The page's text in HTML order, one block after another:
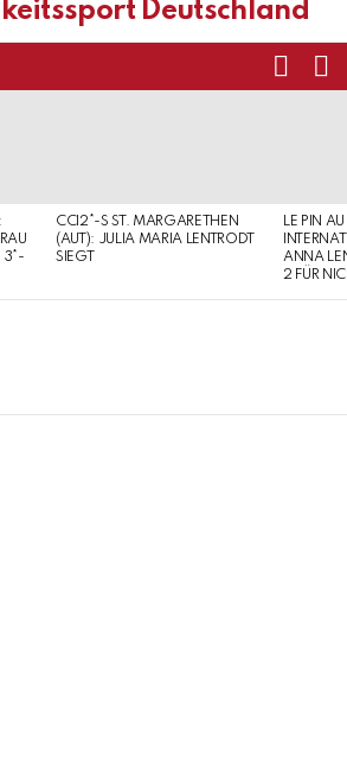
3*-
CCI2*-S ST. MARGARETHEN
(AUT): JULIA MARIA LENTRODT
SIEGT
LE PIN
ANNA
2 FÜR